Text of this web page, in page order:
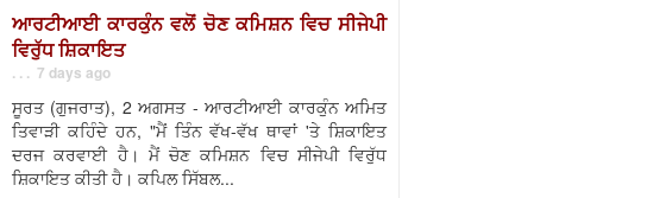
ਆਰਟੀਆਈ ਕਾਰਕੁੰਨ ਵਲੋਂ ਚੋਣ ਕਮਿਸ਼ਨ ਵਿਚ ਸੀਜੇਪੀ
ਵਿਰੁੱਧ ਸ਼ਿਕਾਇਤ
. . . 7 days ago
ਸੂਰਤ (ਗੁਜਰਾਤ), 2 ਅਗਸਤ - ਆਰਟੀਆਈ ਕਾਰਕੁੰਨ ਅਮਿਤ
ਤਿਵਾੜੀ ਕਹਿੰਦੇ ਹਨ, "ਮੈਂ ਤਿੰਨ ਵੱਖ-ਵੱਖ ਥਾਵਾਂ 'ਤੇ ਸ਼ਿਕਾਇਤ
ਦਰਜ ਕਰਵਾਈ ਹੈ। ਮੈਂ ਚੋਣ ਕਮਿਸ਼ਨ ਵਿਚ ਸੀਜੇਪੀ ਵਿਰੁੱਧ
ਸ਼ਿਕਾਇਤ ਕੀਤੀ ਹੈ। ਕਪਿਲ ਸਿੱਬਲ...